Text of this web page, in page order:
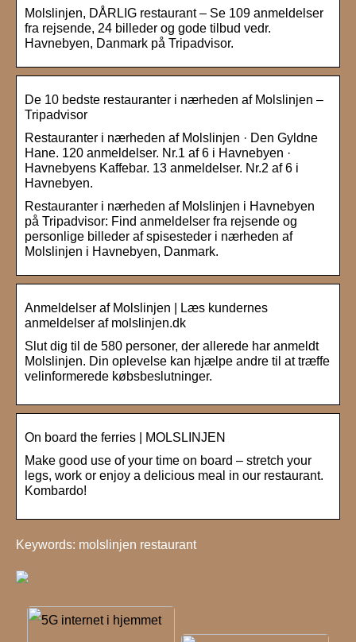
Molslinjen, DÅRLIG restaurant – Se 109 anmeldelser
fra rejsende, 24 billeder og gode tilbud vedr.
Havnebyen, Danmark på Tripadvisor.
De 10 bedste restauranter i nærheden af Molslinjen –
Tripadvisor
Restauranter i nærheden af Molslinjen · Den Gyldne
Hane. 120 anmeldelser. Nr.1 af 6 i Havnebyen ·
Havnebyens Kaffebar. 13 anmeldelser. Nr.2 af 6 i
Havnebyen.
Restauranter i nærheden af Molslinjen i Havnebyen
på Tripadvisor: Find anmeldelser fra rejsende og
personlige billeder af spisesteder i nærheden af
Molslinjen i Havnebyen, Danmark.
Anmeldelser af Molslinjen | Læs kundernes
anmeldelser af molslinjen.dk
Slut dig til de 580 personer, der allerede har anmeldt
Molslinjen. Din oplevelse kan hjælpe andre til at træffe
velinformerede købsbeslutninger.
On board the ferries | MOLSLINJEN
Make good use of your time on board – stretch your
legs, work or enjoy a delicious meal in our restaurant.
Kombardo!
Keywords: molslinjen restaurant